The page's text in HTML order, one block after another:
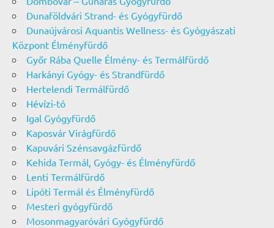
Dunaföldvári Strand- és Gyógyfürdő
Dunaújvárosi Aquantis Wellness- és Gyógyászati
Központ Élményfürdő
Győr Rába Quelle Élmény- és Termálfürdő
Harkányi Gyógy- és Strandfürdő
Hertelendi Termálfürdő
Hévízi-tó
Igal Gyógyfürdő
Kaposvár Virágfürdő
Kapuvári Szénsavgázfürdő
Kehida Termál, Gyógy- és Élményfürdő
Lenti Termálfürdő
Lipóti Termál és Élményfürdő
Mesteri gyógyfürdő
Mosonmagyaróvári Gyógyfürdő